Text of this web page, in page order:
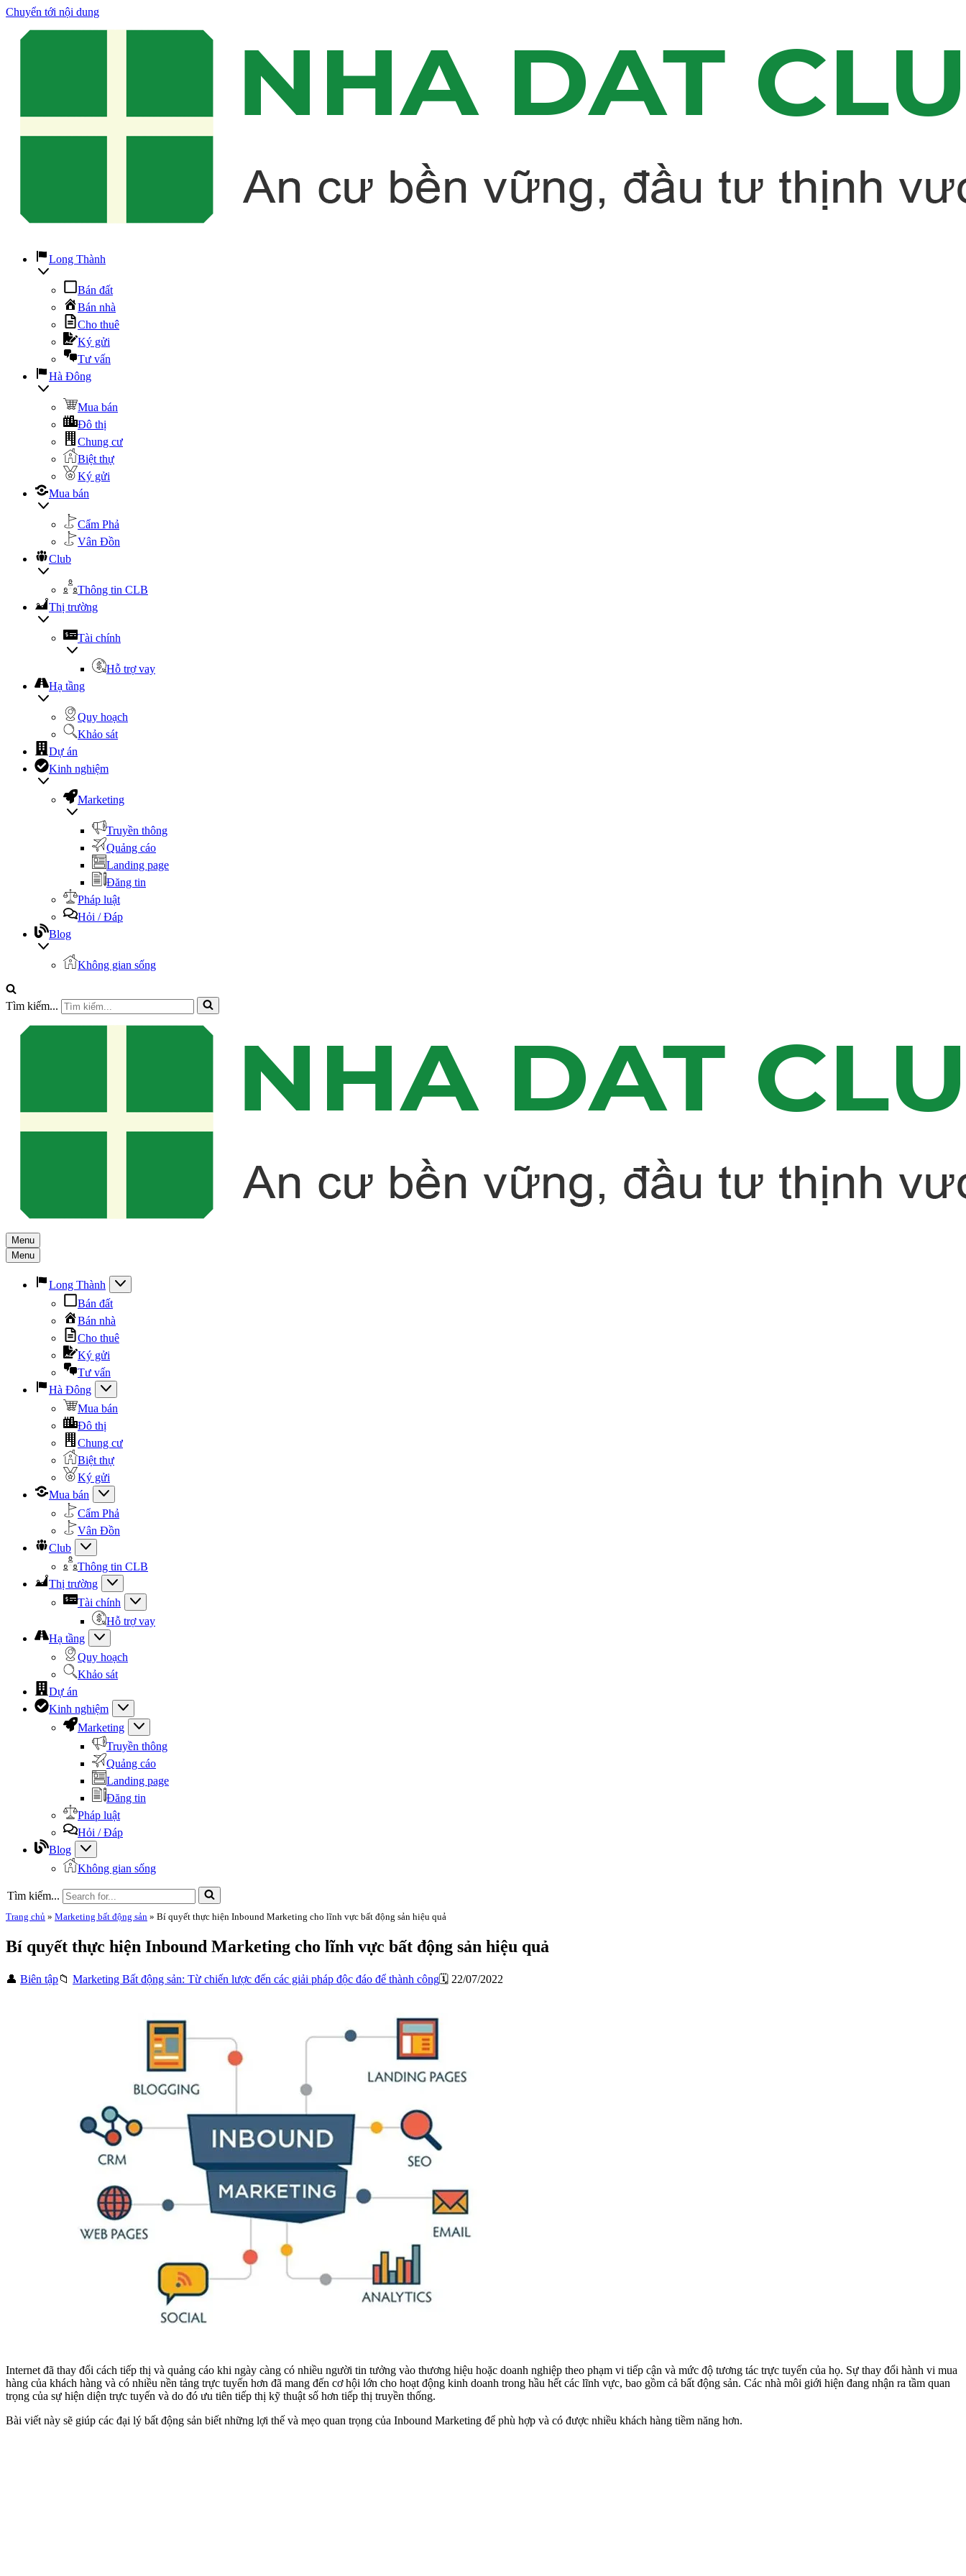
Chuyển tới nội dung
Long Thành
Bán đất
Bán nhà
Cho thuê
Ký gửi
Tư vấn
Hà Đông
Mua bán
Đô thị
Chung cư
Biệt thự
Ký gửi
Mua bán
Cẩm Phả
Vân Đồn
Club
Thông tin CLB
Thị trường
Tài chính
Hỗ trợ vay
Hạ tầng
Quy hoạch
Khảo sát
Dự án
Kinh nghiệm
Marketing
Truyền thông
Quảng cáo
Landing page
Đăng tin
Pháp luật
Hỏi / Đáp
Blog
Không gian sống
Tìm kiếm...
Menu
Menu
Long Thành
Bán đất
Bán nhà
Cho thuê
Ký gửi
Tư vấn
Hà Đông
Mua bán
Đô thị
Chung cư
Biệt thự
Ký gửi
Mua bán
Cẩm Phả
Vân Đồn
Club
Thông tin CLB
Thị trường
Tài chính
Hỗ trợ vay
Hạ tầng
Quy hoạch
Khảo sát
Dự án
Kinh nghiệm
Marketing
Truyền thông
Quảng cáo
Landing page
Đăng tin
Pháp luật
Hỏi / Đáp
Blog
Không gian sống
Tìm kiếm...
Trang chủ » Marketing bất động sản » Bí quyết thực hiện Inbound Marketing cho lĩnh vực bất động sản hiệu quả
Bí quyết thực hiện Inbound Marketing cho lĩnh vực bất động sản hiệu quả
👤 Biên tập📁 Marketing Bất động sản: Từ chiến lược đến các giải pháp độc đáo để thành công🗓️ 22/07/2022
Internet đã thay đổi cách tiếp thị và quảng cáo khi ngày càng có nhiều người tin tưởng vào thương hiệu hoặc doanh nghiệp theo phạm vi tiếp cận và mức độ tương tác trực tuyến của họ. Sự thay đổi hành vi mua
hàng của khách hàng và có nhiều nền tảng trực tuyến hơn đã mang đến cơ hội lớn cho hoạt động kinh doanh trong hầu hết các lĩnh vực, bao gồm cả bất động sản. Các nhà môi giới hiện đang nhận ra tầm quan
trọng của sự hiện diện trực tuyến và do đó ưu tiên tiếp thị kỹ thuật số hơn tiếp thị truyền thống.
Bài viết này sẽ giúp các đại lý bất động sản biết những lợi thế và mẹo quan trọng của Inbound Marketing để phù hợp và có được nhiều khách hàng tiềm năng hơn.